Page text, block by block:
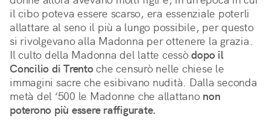
il cibo poteva essere scarso, era essenziale poterli
allattare al seno il più a lungo possibile, per questo
si rivolgevano alla Madonna per ottenere la grazia.
Il culto della Madonna del latte cessòdopo il
Concilio di Trentoche censurò nelle chiese le
immagini sacre che esibivano nudità. Dalla seconda
metà del ‘500 le Madonne che allattano non
poterono più essere raffigurate.